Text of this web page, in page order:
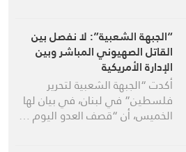
“الجبهة الشعبية”: لا نفصل بين
القاتل الصهيوني المباشر وبين
الإدارة الأمريكية
أكدت “الجبهة الشعبية لتحرير
فلسطين” في لبنان، في بيان لها
الخميس، أن “قصف العدو اليوم …